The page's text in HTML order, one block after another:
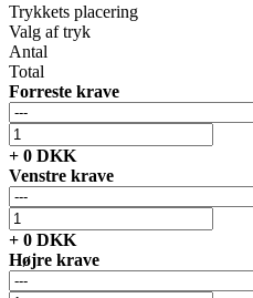
Trykkets placering
Valg af tryk
Antal
Total
Forreste krave
+ 0 DKK
Venstre krave
+ 0 DKK
Højre krave